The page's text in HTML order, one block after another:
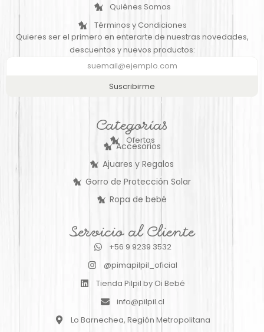
Quiénes Somos
Términos y Condiciones
Quieres ser el primero en enterarte de nuestras novedades,
descuentos y nuevos productos:
Suscribirme
Categorías
Ofertas
Accesorios
Ajuares y Regalos
Gorro de Protección Solar
Ropa de bebé
Servicio al Cliente
+56 9 9239 3532
@pimapilpil_oficial
Tienda Pilpil by Oi Bebé
info@pilpil.cl
Lo Barnechea, Región Metropolitana